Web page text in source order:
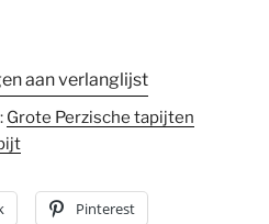
aan verlanglijst
Grote Perzische tapijten
Pinterest